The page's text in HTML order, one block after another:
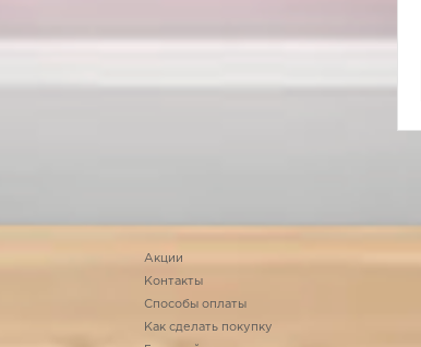
Акции
Контакты
Способы оплаты
Как сделать покупку